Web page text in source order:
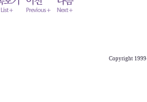
Copyright